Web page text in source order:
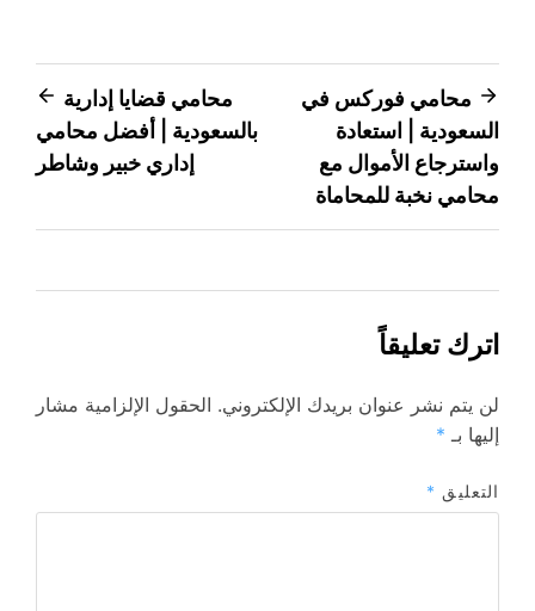
تصفّح
المقالات
محامي فوركس في
السعودية | استعادة
واسترجاع الأموال مع
محامي نخبة للمحاماة
محامي قضايا إدارية
بالسعودية | أفضل محامي
إداري خبير وشاطر
اترك تعليقاً
لن يتم نشر عنوان بريدك الإلكتروني. الحقول الإلزامية مشار
إليها بـ *
التعليق *